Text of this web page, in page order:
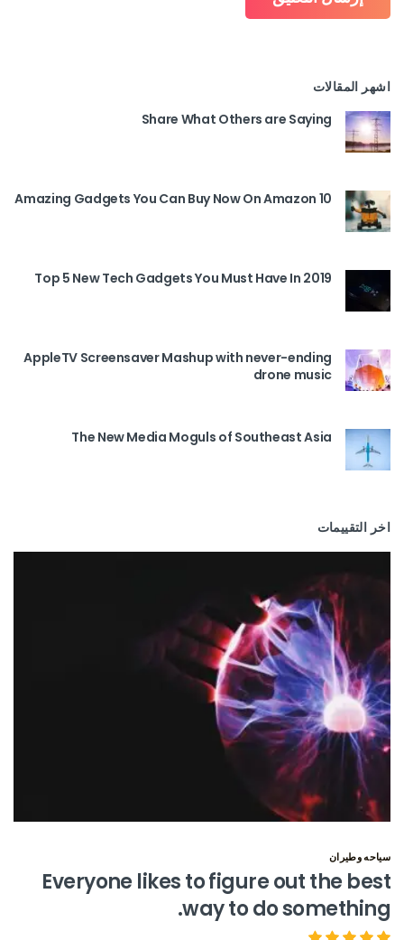
اشهر المقالات
Share What Others are Saying
10 Amazing Gadgets You Can Buy Now On Amazon
Top 5 New Tech Gadgets You Must Have In 2019
AppleTV Screensaver Mashup with never-ending
drone music
The New Media Moguls of Southeast Asia
اخر التقييمات
سياحه وطيران
Everyone likes to figure out the best
way to do something.